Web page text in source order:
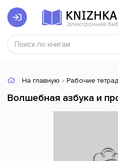
На главную » Рабочие
Волшебная азбука и